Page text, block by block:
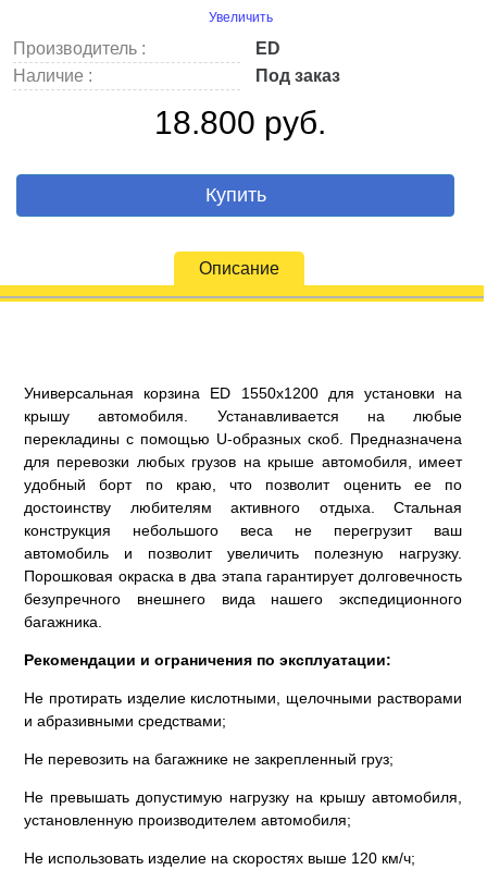
Увеличить
Производитель :
ED
Наличие :
Под заказ
18.800 руб.
Купить
Описание
Универсальная корзина ED 1550х1200 для установки на
крышу автомобиля. Устанавливается на любые
перекладины с помощью U-образных скоб. Предназначена
для перевозки любых грузов на крыше автомобиля, имеет
удобный борт по краю, что позволит оценить ее по
достоинству любителям активного отдыха. Стальная
конструкция небольшого веса не перегрузит ваш
автомобиль и позволит увеличить полезную нагрузку.
Порошковая окраска в два этапа гарантирует долговечность
безупречного внешнего вида нашего экспедиционного
багажника.
Рекомендации и ограничения по эксплуатации:
Не протирать изделие кислотными, щелочными растворами
и абразивными средствами;
Не перевозить на багажнике не закрепленный груз;
Не превышать допустимую нагрузку на крышу автомобиля,
установленную производителем автомобиля;
Не использовать изделие на скоростях выше 120 км/ч;